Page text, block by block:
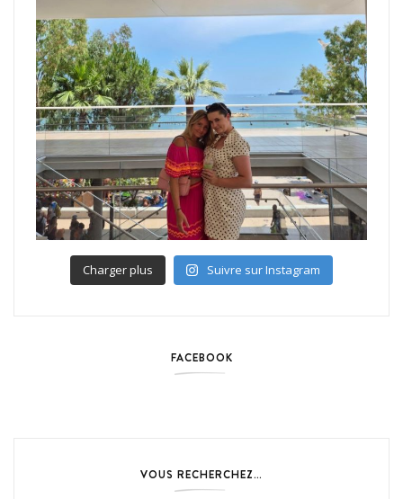
Charger plus Suivre sur Instagram
FACEBOOK
VOUS RECHERCHEZ…